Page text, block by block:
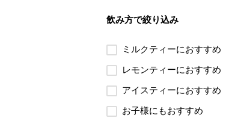
飲み方で絞り込み
ミルクティーにおすすめ
レモンティーにおすすめ
アイスティーにおすすめ
お子様にもおすすめ